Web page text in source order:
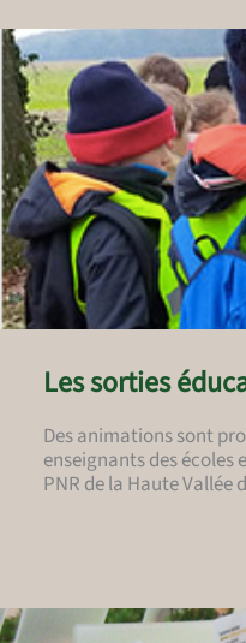
Les sorties
Des animations sont
enseignants des écoles
PNR de la Haute Vallée